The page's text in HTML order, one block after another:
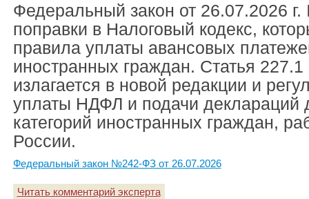
Федеральный закон от 26.07.2026
поправки в Налоговый кодекс,
правила уплаты авансовых
иностранных граждан. Статья
излагается в новой редакции и
уплаты НДФЛ и подачи деклараций
категорий иностранных граждан,
России.
Федеральный закон №242-ФЗ от 26.07.2026
Читать комментарий эксперта